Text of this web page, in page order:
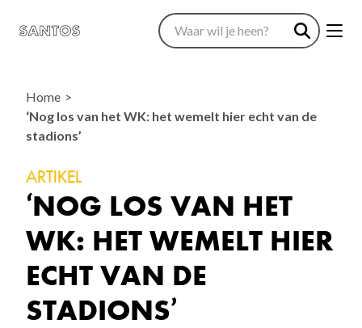
Home
‘Nog los van het WK: het wemelt hier echt van de
stadions’
ARTIKEL
‘NOG LOS VAN HET
WK: HET WEMELT HIER
ECHT VAN DE
STADIONS’